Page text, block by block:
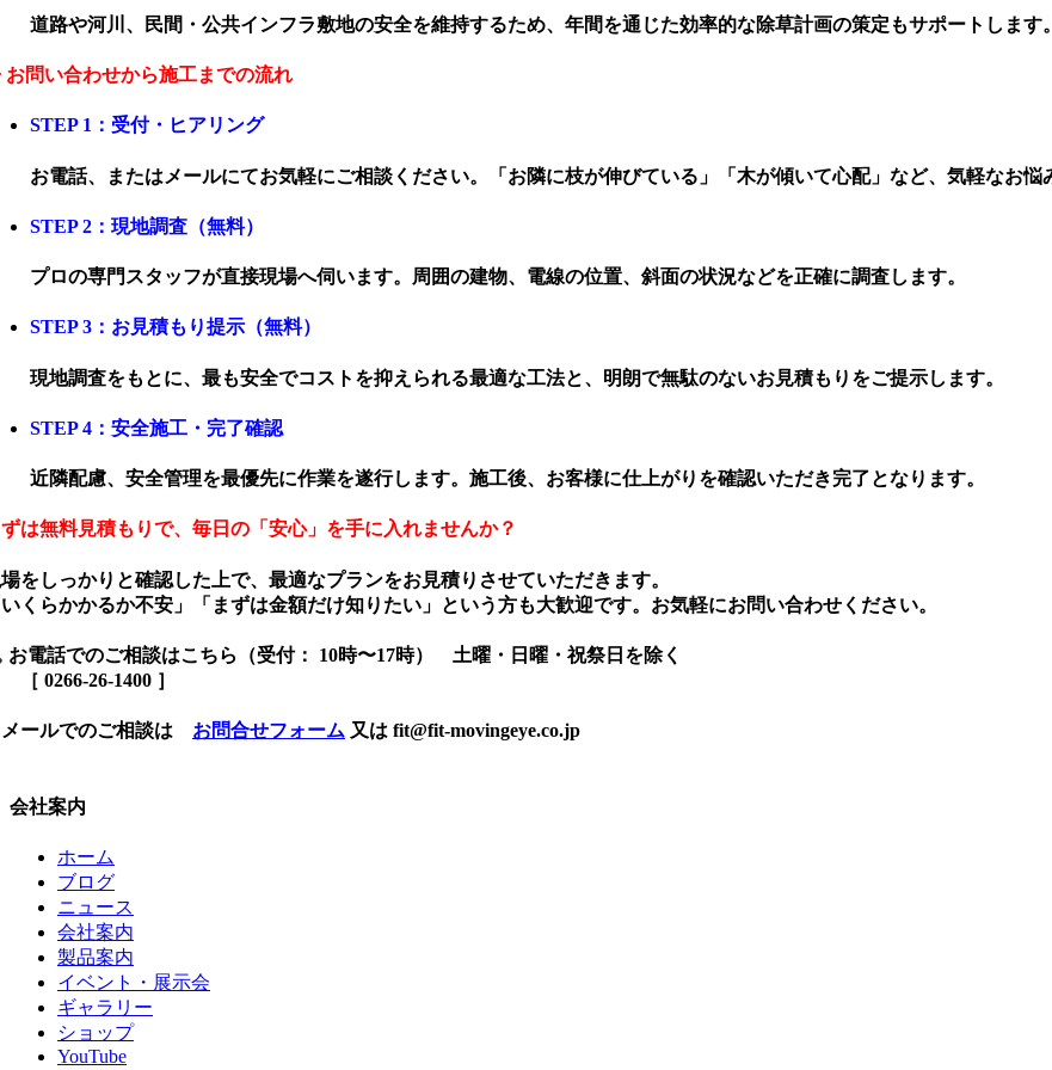
道路や河川、民間・公共インフラ敷地の安全を維持するため、年間を通じた効率的な除草計画の策定もサポートします。
問い合わせから施工までの流れ
STEP 1：受付・ヒアリング
お電話、またはメールにてお気軽にご相談ください。「お隣に枝が伸びている」「木が傾いて心配」など、気軽なお悩
STEP 2：現地調査（無料）
プロの専門スタッフが直接現場へ伺います。周囲の建物、電線の位置、斜面の状況などを正確に調査します。
STEP 3：お見積もり提示（無料）
現地調査をもとに、最も安全でコストを抑えられる最適な工法と、明朗で無駄のないお見積もりをご提示します。
STEP 4：安全施工・完了確認
近隣配慮、安全管理を最優先に作業を遂行します。施工後、お客様に仕上がりを確認いただき完了となります。
は無料見積もりで、毎日の「安心」を手に入れませんか？
をしっかりと確認した上で、最適なプランをお見積りさせていただきます。
くらかかるか不安」「まずは金額だけ知りたい」という方も大歓迎です。お気軽にお問い合わせください。
お電話でのご相談はこちら（受付： 10時〜17時） 土曜・日曜・祝祭日を除く
0266-26-1400 ］
ールでのご相談は お問合せフォーム 又は fit@fit-movingeye.co.jp
会社案内
ホーム
ブログ
ニュース
会社案内
製品案内
イベント・展示会
ギャラリー
ショップ
YouTube